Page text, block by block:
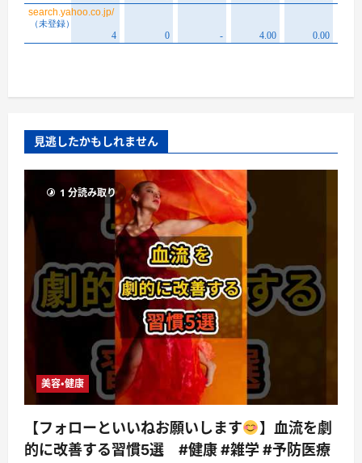
見逃したかもしれません
1 分読み取り
美容・健康
【フォローといいねお願いします
】血流を劇
的に改善する習慣5選 #健康 #雑学 #予防医療